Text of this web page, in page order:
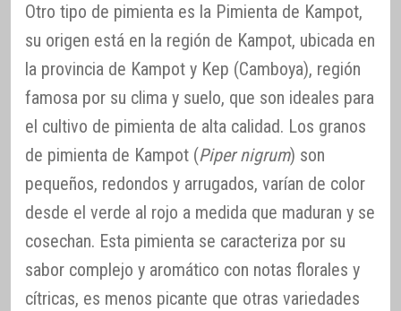
Otro tipo de pimienta es la Pimienta de Kampot,
su origen está en la región de Kampot, ubicada en
la provincia de Kampot y Kep (Camboya), región
famosa por su clima y suelo, que son ideales para
el cultivo de pimienta de alta calidad. Los granos
de pimienta de Kampot (Piper nigrum) son
pequeños, redondos y arrugados, varían de color
desde el verde al rojo a medida que maduran y se
cosechan. Esta pimienta se caracteriza por su
sabor complejo y aromático con notas florales y
cítricas, es menos picante que otras variedades